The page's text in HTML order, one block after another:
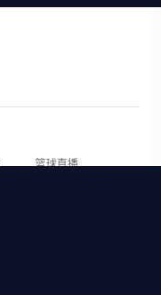
篮球直播